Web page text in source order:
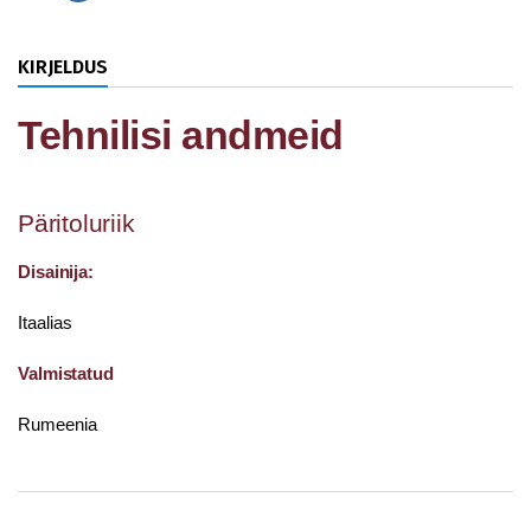
KIRJELDUS
Tehnilisi andmeid
Päritoluriik
Disainija:
Itaalias
Valmistatud
Rumeenia